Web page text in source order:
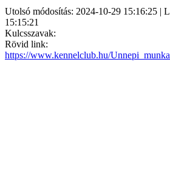
Utolsó módosítás: 2024-10-29 15:16:25 |
15:15:21
Kulcsszavak:
Rövid link:
https://www.kennelclub.hu/